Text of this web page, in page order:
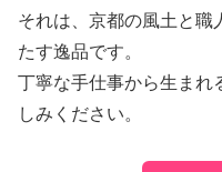
それは、京都の風土と職
たす逸品です。
丁寧な手仕事から生まれ
しみください。